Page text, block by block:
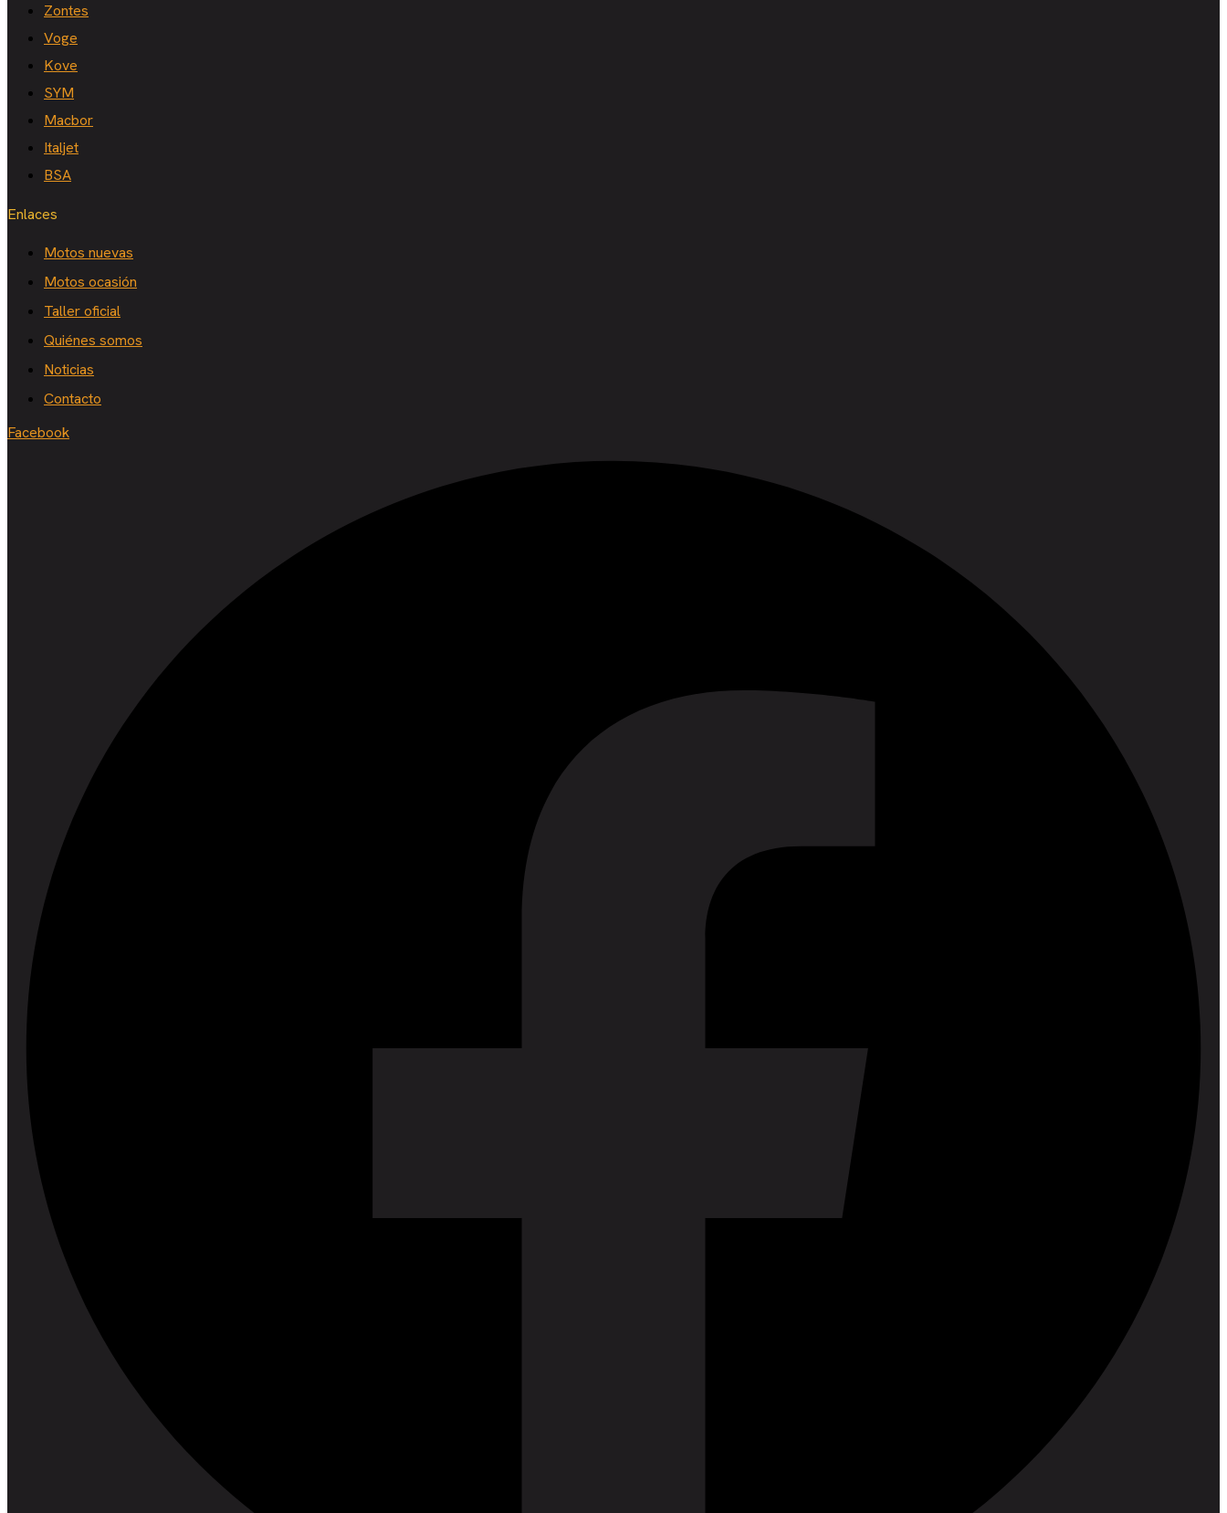
Zontes
Voge
Kove
SYM
Macbor
Italjet
BSA
Enlaces
Motos nuevas
Motos ocasión
Taller oficial
Quiénes somos
Noticias
Contacto
Facebook